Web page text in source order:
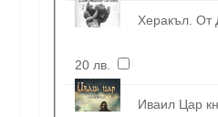
Херакъл. От Диви
20 лв.
Иваил Цар